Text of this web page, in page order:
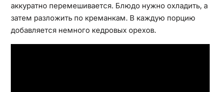
аккуратно перемешивается. Блюдо нужно охладить, а
затем разложить по креманкам. В каждую порцию
добавляется немного кедровых орехов.